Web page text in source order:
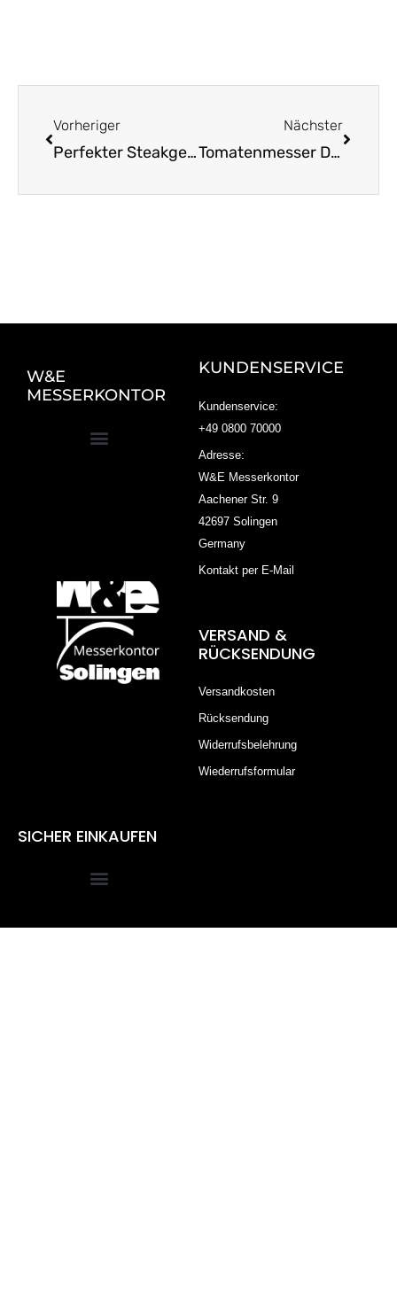
Vorheriger
Perfekter Steakgenuss: Solinger Messer im Test
Nächster
Tomatenmesser Der perfekte Helfer für zartes Schneiden
W&E
MESSERKONTOR
KUNDENSERVICE
Kundenservice:
+49 0800 70000
Adresse:
W&E Messerkontor
Aachener Str. 9
42697 Solingen
Germany
Kontakt per E-Mail
VERSAND &
RÜCKSENDUNG
Versandkosten
Rücksendung
Widerrufsbelehrung
Wiederrufsformular
SICHER EINKAUFEN